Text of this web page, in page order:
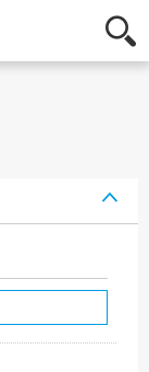
Hochschule
Osnabrück
-